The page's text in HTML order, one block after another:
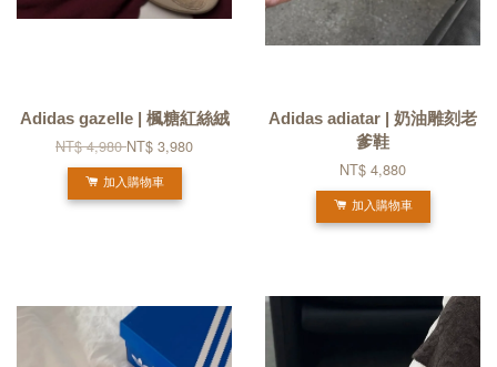
Adidas gazelle | 楓糖紅絲絨
NT$ 4,980NT$ 3,980
加入購物車
Adidas adiatar | 奶油雕刻老
爹鞋
NT$ 4,880
加入購物車